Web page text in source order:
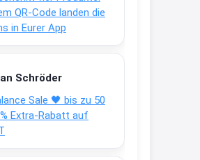
QR-Code landen die
in Eurer App
Schröder
Sale 🖤 bis zu 50
Extra-Rabatt auf
Hitzewarn-Aufkleber /
sich ab 28 Grad /siehe
unten
aufkleber-